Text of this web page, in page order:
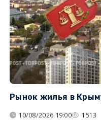
Рынок жилья в
10/08/2026 19:00 1513